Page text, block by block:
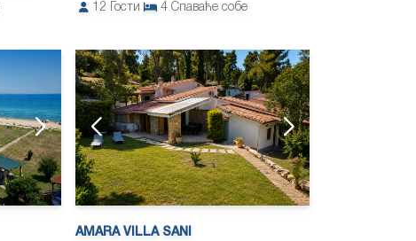
12
Гости 4 Спаваће собе
AMARA VILLA SANI